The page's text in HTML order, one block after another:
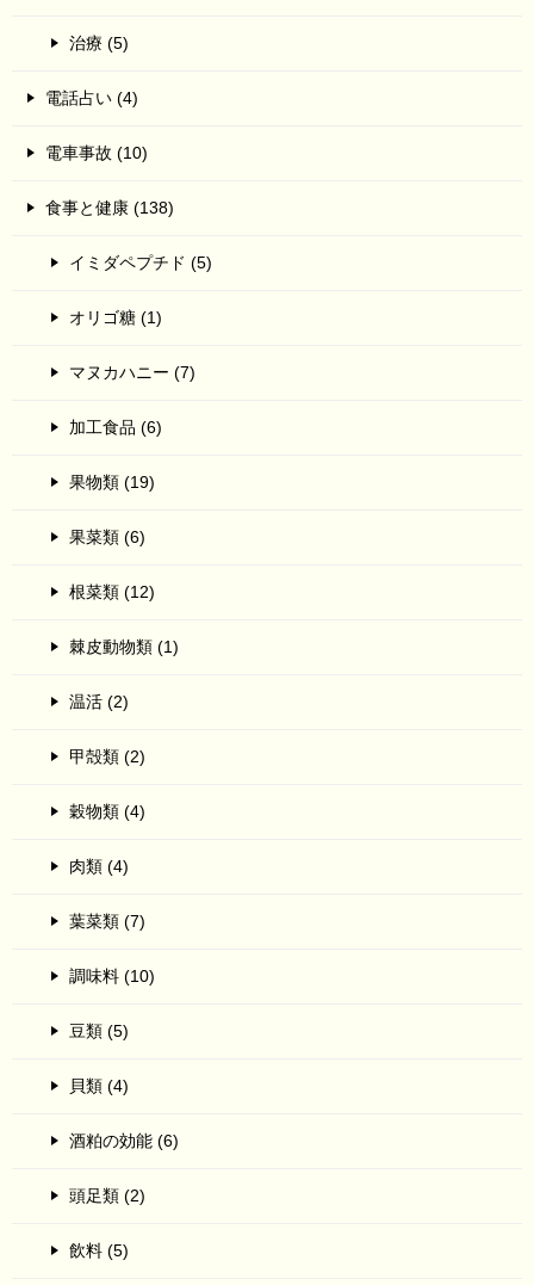
治療 (5)
電話占い (4)
電車事故 (10)
食事と健康 (138)
イミダペプチド (5)
オリゴ糖 (1)
マヌカハニー (7)
加工食品 (6)
果物類 (19)
果菜類 (6)
根菜類 (12)
棘皮動物類 (1)
温活 (2)
甲殻類 (2)
穀物類 (4)
肉類 (4)
葉菜類 (7)
調味料 (10)
豆類 (5)
貝類 (4)
酒粕の効能 (6)
頭足類 (2)
飲料 (5)